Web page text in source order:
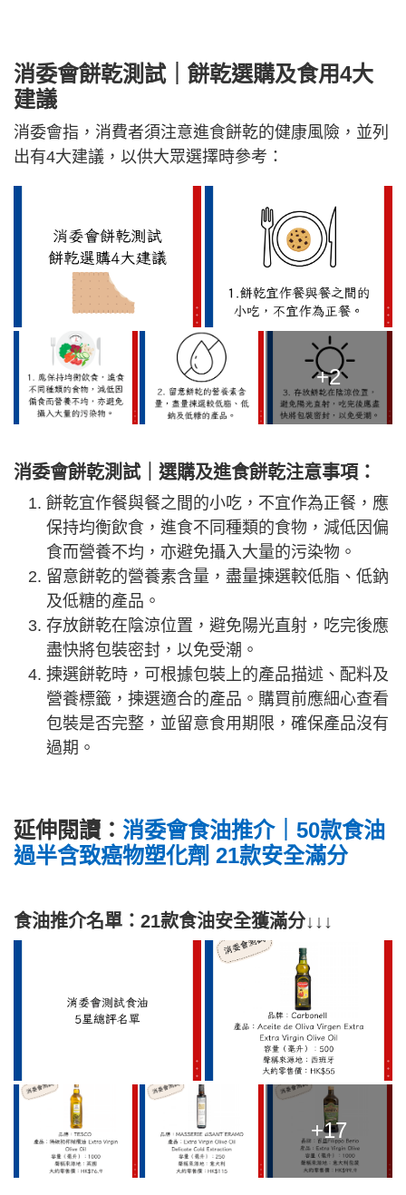
消委會餅乾測試｜餅乾選購及食用4大
建議
消委會指，消費者須注意進食餅乾的健康風險，並列
出有4大建議，以供大眾選擇時參考：
+2
消委會餅乾測試｜選購及進食餅乾注意事項：
餅乾宜作餐與餐之間的小吃，不宜作為正餐，應
保持均衡飲食，進食不同種類的食物，減低因偏
食而營養不均，亦避免攝入大量的污染物。
留意餅乾的營養素含量，盡量揀選較低脂、低鈉
及低糖的產品。
存放餅乾在陰涼位置，避免陽光直射，吃完後應
盡快將包裝密封，以免受潮。
揀選餅乾時，可根據包裝上的產品描述、配料及
營養標籤，揀選適合的產品。購買前應細心查看
包裝是否完整，並留意食用期限，確保產品沒有
過期。
延伸閱讀： 消委會食油推介｜50款食油
過半含致癌物塑化劑 21款安全滿分
食油推介名單：21款食油安全獲滿分↓↓↓
+17